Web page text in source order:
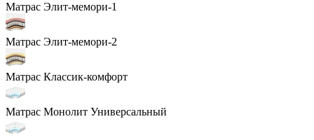
Матрас Элит-мемори-1
Матрас Элит-мемори-2
Матрас Классик-комфорт
Матрас Монолит Универсальный